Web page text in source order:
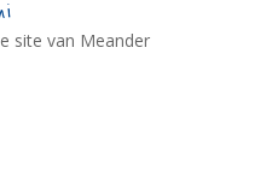
site van Meander